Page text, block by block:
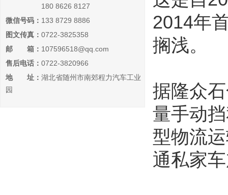
180 8626 8127
微信号码： 133 8729 8886
图文传真： 0722-3825358
邮 箱： 107596518@qq.com
售后电话： 0722-3820966
地 址： 湖北省随州市南郊程力汽车工业
园
2014年
搁浅。
据隆众
量手动
型物流
通私家